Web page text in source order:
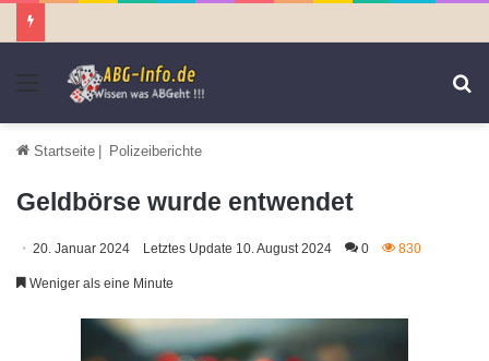
Menü
Startseite | Polizeiberichte
Geldbörse wurde entwendet
20. Januar 2024 Letztes Update 10. August 2024 0 830
Weniger als eine Minute